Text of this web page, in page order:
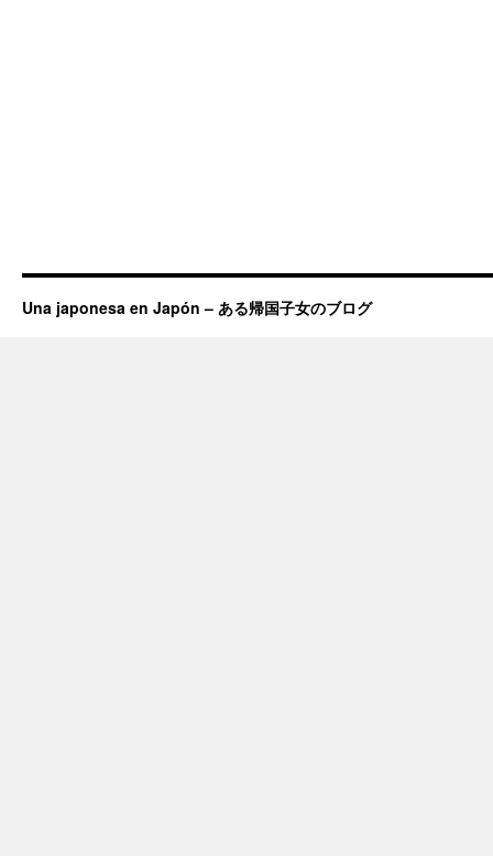
Una japonesa en Japón – ある帰国子女のブログ